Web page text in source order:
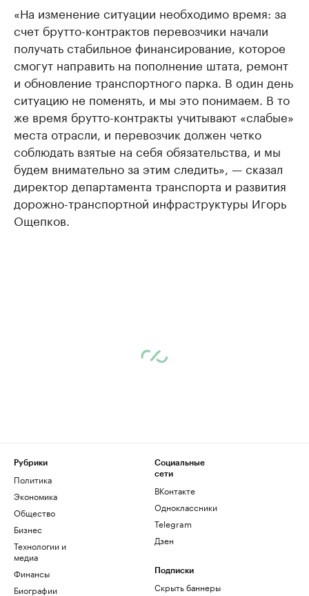
«На изменение ситуации необходимо время: за
счет брутто-контрактов перевозчики начали
получать стабильное финансирование, которое
смогут направить на пополнение штата, ремонт
и обновление транспортного парка. В один день
ситуацию не поменять, и мы это понимаем. В то
же время брутто-контракты учитывают «слабые»
места отрасли, и перевозчик должен четко
соблюдать взятые на себя обязательства, и мы
будем внимательно за этим следить», — сказал
директор департамента транспорта и развития
дорожно-транспортной инфраструктуры Игорь
Ощепков.
Рубрики
Политика
Экономика
Общество
Бизнес
Технологии и
медиа
Финансы
Биографии
Социальные
сети
ВКонтакте
Одноклассники
Telegram
Дзен
Подписки
Скрыть баннеры